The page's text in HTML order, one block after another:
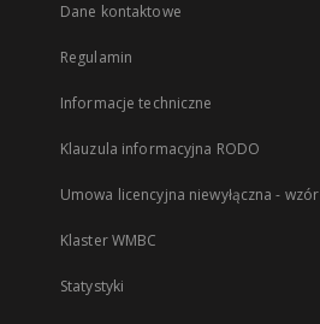
Dane kontaktowe
Regulamin
Informacje techniczne
Klauzula informacyjna RODO
Umowa licencyjna niewyłączna - wzór
Klaster WMBC
Statystyki